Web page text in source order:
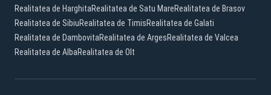
Realitatea de HarghitaRealitatea de Satu MareRealitatea de Brasov
Realitatea de SibiuRealitatea de TimisRealitatea de Galati
Realitatea de DambovitaRealitatea de ArgesRealitatea de Valcea
Realitatea de AlbaRealitatea de Olt